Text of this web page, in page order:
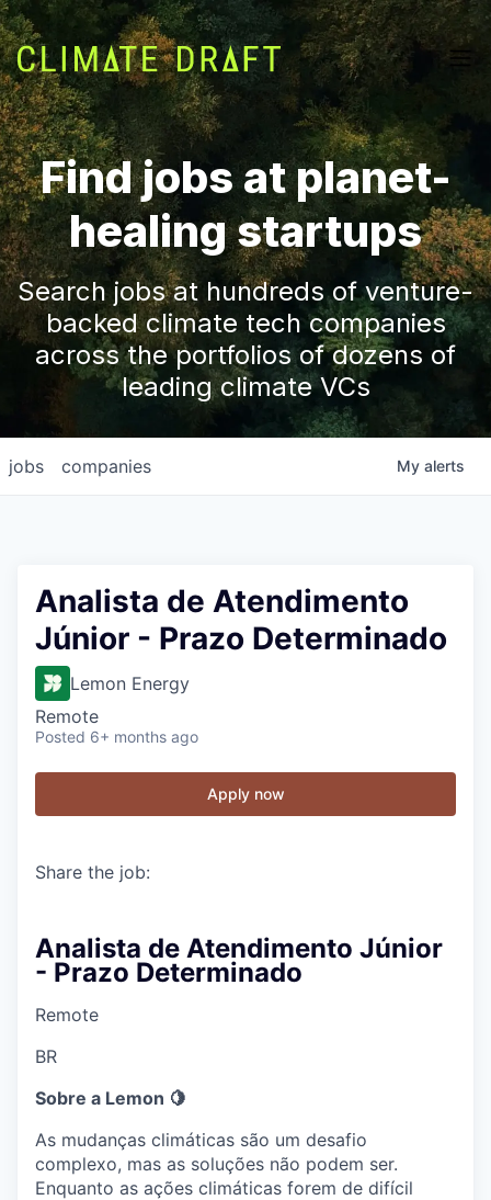
Find jobs at planet-
healing startups
Search jobs at hundreds of venture-
backed climate tech companies
across the portfolios of dozens of
leading climate VCs
jobs companies My alerts
Analista de Atendimento
Júnior - Prazo Determinado
Lemon Energy
Remote
Posted 6+ months ago
Apply now
Share the job:
Analista de Atendimento Júnior
- Prazo Determinado
Remote
BR
Sobre a Lemon 🍋
As mudanças climáticas são um desafio
complexo, mas as soluções não podem ser.
Enquanto as ações climáticas forem de difícil